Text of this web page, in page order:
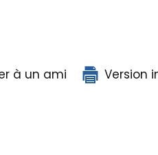
à un ami Version